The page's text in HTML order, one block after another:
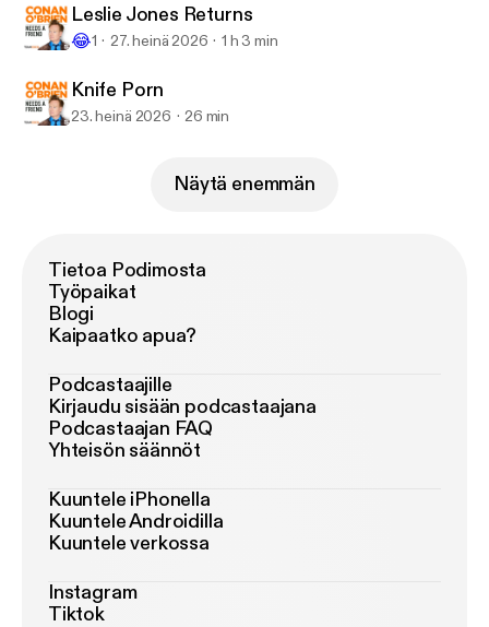
Leslie Jones Returns
😂1 27. heinä 2026 1 h 3 min
Knife Porn
23. heinä 2026 26 min
Näytä enemmän
Tietoa Podimosta
Työpaikat
Blogi
Kaipaatko apua?
Podcastaajille
Kirjaudu sisään podcastaajana
Podcastaajan FAQ
Yhteisön säännöt
Kuuntele iPhonella
Kuuntele Androidilla
Kuuntele verkossa
Instagram
Tiktok